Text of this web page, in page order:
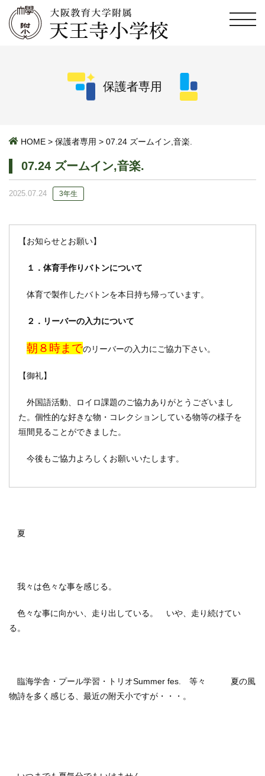
保護者専用
HOME > 保護者専用 > 07.24 ズームイン,音楽.
07.24 ズームイン,音楽.
2025.07.24 3年生
【お知らせとお願い】
１．体育手作りバトンについて
体育で製作したバトンを本日持ち帰っています。
２．リーバーの入力について
朝８時までのリーバーの入力にご協力下さい。
【御礼】
外国語活動、ロイロ課題のご協力ありがとうございまし
た。個性的な好きな物・コレクションしている物等の様子を
垣間見ることができました。
今後もご協力よろしくお願いいたします。
夏
我々は色々な事を感じる。
色々な事に向かい、走り出している。 いや、走り続けてい
る。
臨海学舎・プール学習・トリオSummer fes. 等々 夏の風
物詩を多く感じる、最近の附天小ですが・・・。